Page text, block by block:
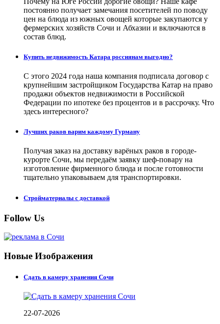
постоянно получает замечания посетителей по поводу
цен на блюда из южных овощей которые закупаются у
фермерских хозяйств Сочи и Абхазии и включаются в
состав блюд.
Купить недвижимость Катара россиянам выгодно?
С этого 2024 года наша компания подписала договор с
крупнейшим застройщиком Государства Катар на право
продажи объектов недвижимости в Российской
Федерации по ипотеке без процентов и в рассрочку. Что
здесь интересного?
Лучших раков варим каждому Гурману
Получая заказ на доставку варёных раков в городе-
курорте Сочи, мы передаём заявку шеф-повару на
изготовление фирменного блюда и после готовности
тщательно упаковываем для транспортировки.
Стройматериалы с доставкой
Follow Us
Новые Изображения
Сдать в камеру хранения Сочи
22-07-2026